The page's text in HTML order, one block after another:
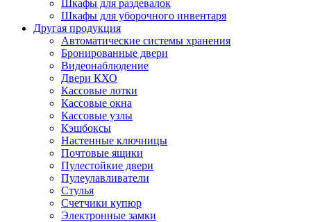
Шкафы для раздевалок
Шкафы для уборочного инвентаря
Другая продукция
Автоматические системы хранения
Бронированные двери
Видеонаблюдение
Двери КХО
Кассовые лотки
Кассовые окна
Кассовые узлы
Кэшбоксы
Настенные ключницы
Почтовые ящики
Пулестойкие двери
Пулеулавливатели
Стулья
Счетчики купюр
Электронные замки